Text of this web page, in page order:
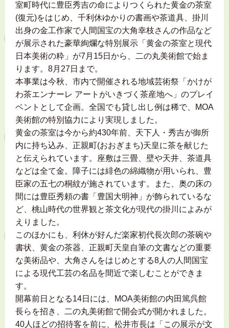
室町時代に豊臣秀吉の命によりつくられた黄金の茶室
(復元)をはじめ、千利休ゆかりの書画や茶道具、掛川
出身の金工作家で人間国宝の大角幸枝さんの作品など
が展示された豪華絢爛な特別展示「黄金の茶室と現代
日本美術の粋」が7月15日から、二の丸美術館で始ま
ります。8月27日まで。
本事業は今秋、市内で開催される地域芸術祭「かけが
わ茶エンナーレ アートがいきづく茶産地へ」のプレイ
ベントとして企画。全国でも貸し出し例は稀で、MOA
美術館の特別協力により実現しました。
黄金の茶室は今から約430年前、天下人・秀吉が御所
内に持ち込み、正親町(おおぎまち)天皇に茶を献じた
と伝えられています。座敷は三畳、壁や天井、茶道具
などは全て金。障子には緋色の綿織物が用いられ、豊
臣家の五七の桐紋が施されています。また、奥の床の
間には豊臣秀頼の書「豊国大明神」が飾られているな
ど、桃山時代の世界観と茶文化が現代の掛川によみが
えりました。
このほかにも、利休が好んだ楽家初代長次郎の茶碗や
書状、黄金の茶器、正親町天皇自筆の文書などの重要
な美術品や、大角さんをはじめとする8人の人間国宝
による現代工芸の名品を間近で楽しむことができま
す。
開幕前日となる14日には、MOA美術館の内田篤呉館
長らを招き、二の丸美術館で開会式が開かれました。
40人ほどの招待客を前に、松井市長は「この展示が文